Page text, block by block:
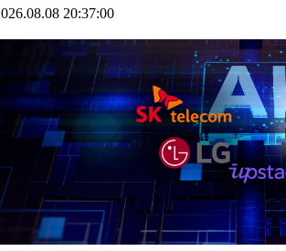
20:37:00